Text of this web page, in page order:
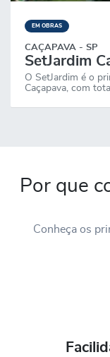
EM OBRAS
CAÇAPAVA - SP
SetJardim
O SetJardim é o
Caçapava, com
Por que
Conheça os